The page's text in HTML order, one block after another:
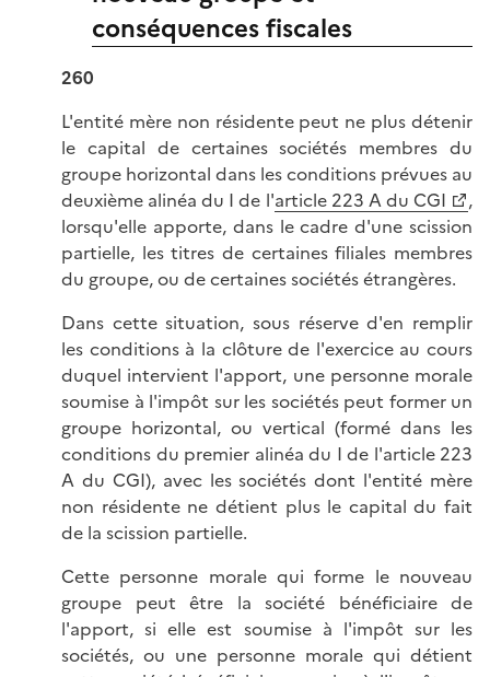
conséquences fiscales
260
L'entité mère non résidente peut ne plus détenir
le capital de certaines sociétés membres du
groupe horizontal dans les conditions prévues au
deuxième alinéa du I de l'article 223 A du CGI
,
lorsqu'elle apporte, dans le cadre d'une scission
partielle, les titres de certaines filiales membres
du groupe, ou de certaines sociétés étrangères.
Dans cette situation, sous réserve d'en remplir
les conditions à la clôture de l'exercice au cours
duquel intervient l'apport, une personne morale
soumise à l'impôt sur les sociétés peut former un
groupe horizontal, ou vertical (formé dans les
conditions du premier alinéa du I de l'article 223
A du CGI), avec les sociétés dont l'entité mère
non résidente ne détient plus le capital du fait
de la scission partielle.
Cette personne morale qui forme le nouveau
groupe peut être la société bénéficiaire de
l'apport, si elle est soumise à l'impôt sur les
sociétés, ou une personne morale qui détient